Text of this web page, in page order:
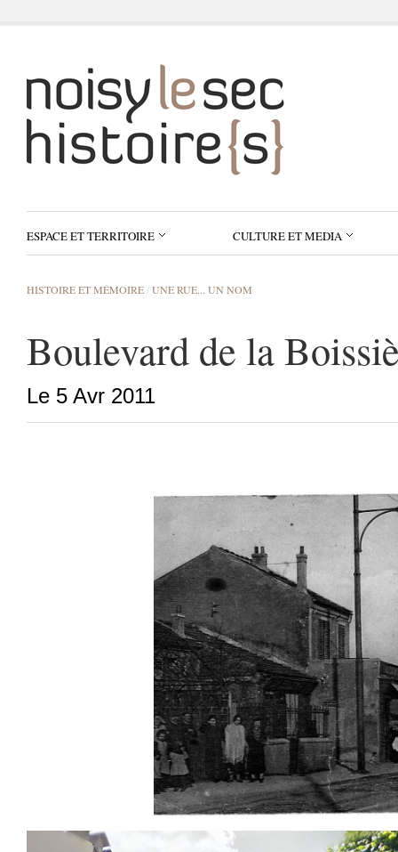
ESPACE ET TERRITOIRE CULTURE ET MEDIA
HISTOIRE ET MÉMOIRE /UNE RUE... UN NOM
Boulevard de la
Le 5 Avr 2011